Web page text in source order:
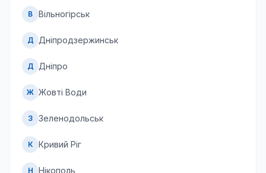
В Вільногірськ
Д Дніпродзержинськ
Д Дніпро
Ж Жовті Води
З Зеленодольськ
К Кривий Ріг
Н Нікополь